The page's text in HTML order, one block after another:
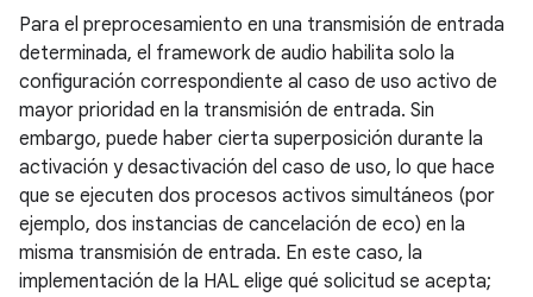
Para el preprocesamiento en una transmisión de entrada
determinada, el framework de audio habilita solo la
configuración correspondiente al caso de uso activo de
mayor prioridad en la transmisión de entrada. Sin
embargo, puede haber cierta superposición durante la
activación y desactivación del caso de uso, lo que hace
que se ejecuten dos procesos activos simultáneos (por
ejemplo, dos instancias de cancelación de eco) en la
misma transmisión de entrada. En este caso, la
implementación de la HAL elige qué solicitud se acepta;